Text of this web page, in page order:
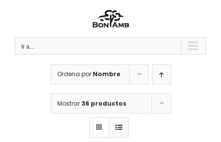
Ir a...
Ordena por Nombre
Mostrar 36 productos